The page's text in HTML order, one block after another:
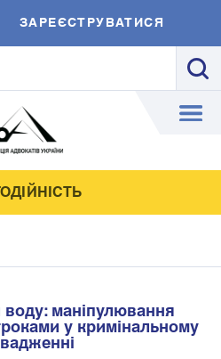
ЗАРЕЄСТРУВАТИСЯ
маніпулювання
у кримінальному